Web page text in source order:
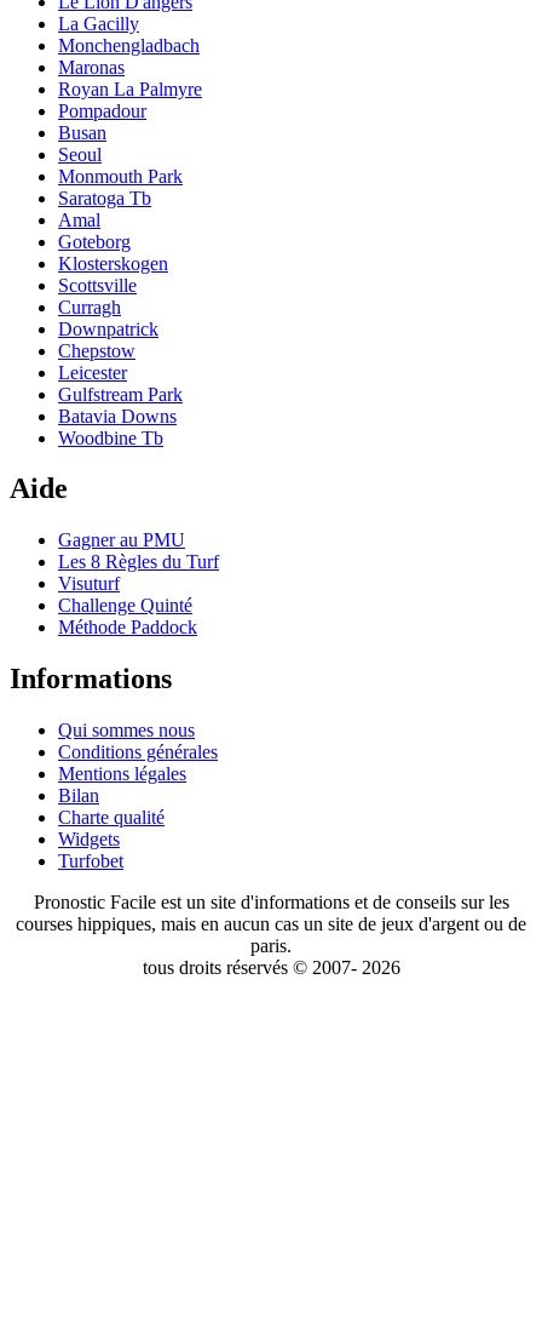
La Gacilly
Monchengladbach
Maronas
Royan La Palmyre
Pompadour
Busan
Seoul
Monmouth Park
Saratoga Tb
Amal
Goteborg
Klosterskogen
Scottsville
Curragh
Downpatrick
Chepstow
Leicester
Gulfstream Park
Batavia Downs
Woodbine Tb
Aide
Gagner au PMU
Les 8 Règles du Turf
Visuturf
Challenge Quinté
Méthode Paddock
Informations
Qui sommes nous
Conditions générales
Mentions légales
Bilan
Charte qualité
Widgets
Turfobet
Pronostic Facile est un site d'informations et de conseils sur les
courses hippiques, mais en aucun cas un site de jeux d'argent ou de
paris.
tous droits réservés © 2007- 2026